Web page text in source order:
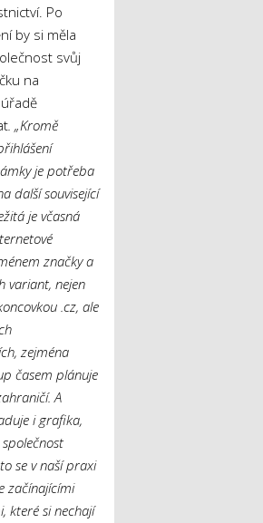
Po
by si měla
svůj
na
. „Kromě
je potřeba
další související
je včasná
značky a
variant, nejen
.cz, ale
zejména
časem plánuje
A
i grafika,
se v naší praxi
začínajícími
které si nechají